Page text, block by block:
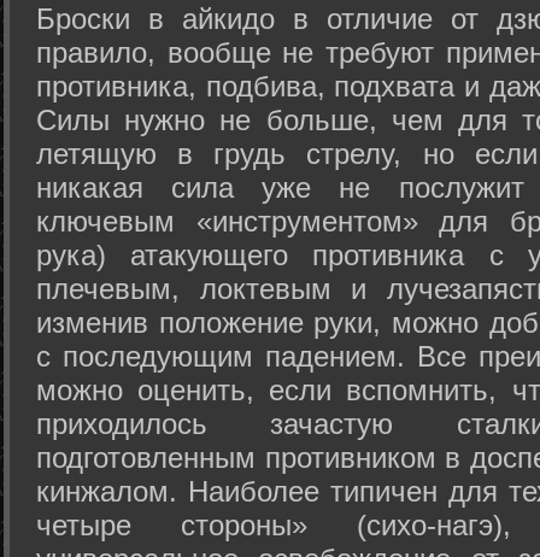
Броски в айкидо в отличие от
правило, вообще не требуют
противника, подбива, подхвата и
Силы нужно не больше, чем для
летящую в грудь стрелу, но
никакая сила уже не
ключевым «инструментом» для
рука) атакующего противника с
плечевым, локтевым и
изменив положение руки, можно
с последующим падением. Все
можно оценить, если вспомнить,
приходилось зачастую
подготовленным противником в
кинжалом. Наиболее типичен для
четыре стороны» (сихо-